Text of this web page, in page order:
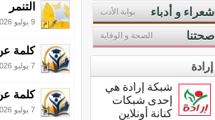
التنمر
9 يوليو 2026
كلمة
7 يوليو 2026
كلمة عن
7 يوليو 2026
شعراء و أدباء بوابة الأدب
صحتنا الصحة و الوقاية
إرادة
شبكة إرادة هي
إحدى شبكات
كنانة أونلاين